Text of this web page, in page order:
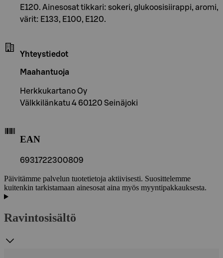
E120. Ainesosat tikkari: sokeri, glukoosisiirappi, aromi,
värit: E133, E100, E120.
Yhteystiedot
Maahantuoja
Herkkukartano Oy
Välkkilänkatu 4 60120 Seinäjoki
EAN
6931722300809
Päivitämme palvelun tuotetietoja aktiivisesti. Suosittelemme
kuitenkin tarkistamaan ainesosat aina myös myyntipakkauksesta.
Ravintosisältö